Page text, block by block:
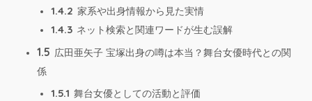
1.4.2 家系や出身情報から見た実情
1.4.3 ネット検索と関連ワードが生む誤解
1.5 広田亜矢子 宝塚出身の噂は本当？舞台女優時代との関
係
1.5.1 舞台女優としての活動と評価